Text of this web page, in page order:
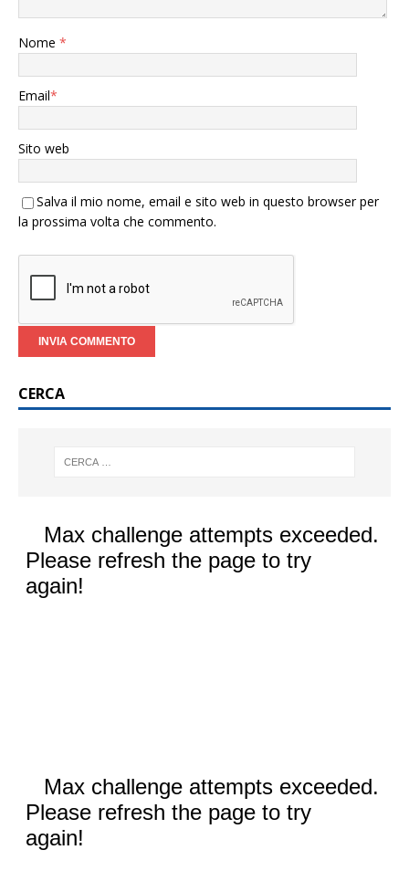
Nome *
Email*
Sito web
Salva il mio nome, email e sito web in questo browser per
la prossima volta che commento.
CERCA